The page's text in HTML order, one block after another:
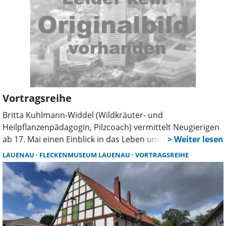
Vortragsreihe
Britta Kuhlmann-Widdel (Wildkräuter- und
Heilpflanzenpädagogin, Pilzcoach) vermittelt Neugierigen
ab 17. Mai einen Einblick in das Leben und die Bedeutung
von Pflanzen. Ein 360° Rundumblick über Aussehen,
Lebensweise, Geschichtliches und Geschichten sowie
Verwendungen der Pflanze erwartet die Teilnehmer. Die
Vorträge richten sich vorrangig an Interessierte mit wenig
oder keinen Vorkenntnissen und lassen Raum zur
Beantwortung von Fragen zur jeweils vorgestellten
LAUENAU FLECKENMUSEUM LAUENAU VORTRAGSREIHE